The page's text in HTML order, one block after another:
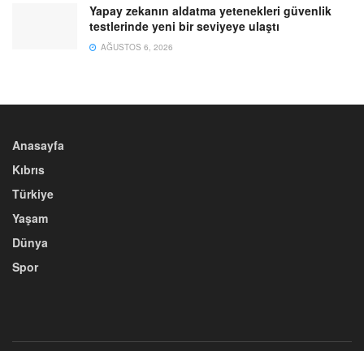
Yapay zekanın aldatma yetenekleri güvenlik
testlerinde yeni bir seviyeye ulaştı
AĞUSTOS 6, 2026
Anasayfa
Kıbrıs
Türkiye
Yaşam
Dünya
Spor